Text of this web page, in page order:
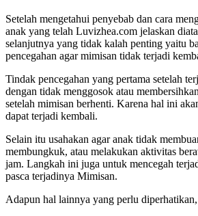
Setelah mengetahui penyebab dan cara
anak yang telah Luvizhea.com jelaskan
selanjutnya yang tidak kalah penting yaitu
pencegahan agar mimisan tidak terjadi
Tindak pencegahan yang pertama setelah
dengan tidak menggosok atau
setelah mimisan berhenti. Karena hal ini
dapat terjadi kembali.
Selain itu usahakan agar anak tidak
membungkuk, atau melakukan aktivitas
jam. Langkah ini juga untuk mencegah
pasca terjadinya Mimisan.
Adapun hal lainnya yang perlu